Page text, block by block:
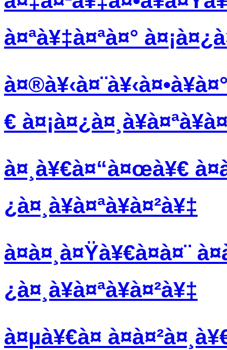
à¤ªà¥‡à¤ªà¤°
€
à¤¸à¥€à¤“à¤œà¥€
¿à¤¸à¥à¤ªà¥à¤²à¥‡
à¤à¤¸à¤Ÿà¥€à¤à¤¨
¿à¤¸à¥à¤ªà¥à¤²à¥‡
à¤µà¥€à¤